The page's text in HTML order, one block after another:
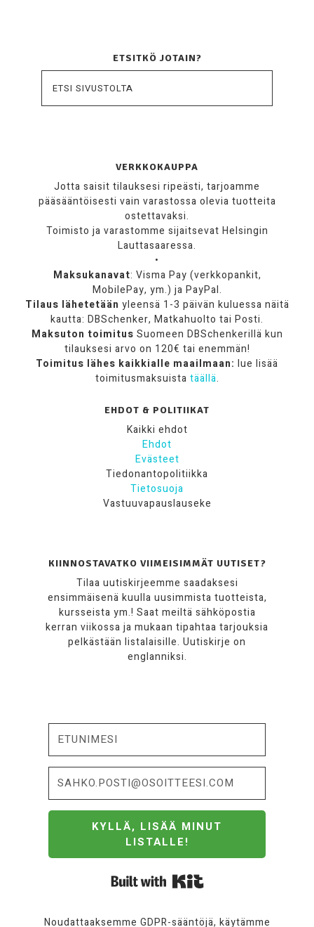
ETSITKÖ JOTAIN?
VERKKOKAUPPA
Jotta saisit tilauksesi ripeästi, tarjoamme
pääsääntöisesti vain varastossa olevia tuotteita
ostettavaksi.
Toimisto ja varastomme sijaitsevat Helsingin
Lauttasaaressa.
•
Maksukanavat: Visma Pay (verkkopankit,
MobilePay, ym.) ja PayPal.
Tilaus lähetetään yleensä 1-3 päivän kuluessa näitä
kautta: DBSchenker, Matkahuolto tai Posti.
Maksuton toimitus Suomeen DBSchenkerillä kun
tilauksesi arvo on 120€ tai enemmän!
Toimitus lähes kaikkialle maailmaan: lue lisää
toimitusmaksuista täällä.
EHDOT & POLITIIKAT
Kaikki ehdot
Ehdot
Evästeet
Tiedonantopolitiikka
Tietosuoja
Vastuuvapauslauseke
KIINNOSTAVATKO VIIMEISIMMÄT UUTISET?
Tilaa uutiskirjeemme saadaksesi
ensimmäisenä kuulla uusimmista tuotteista,
kursseista ym.! Saat meiltä sähköpostia
kerran viikossa ja mukaan tipahtaa tarjouksia
pelkästään listalaisille. Uutiskirje on
englanniksi.
KYLLÄ, LISÄÄ MINUT
LISTALLE!
Noudattaaksemme GDPR-sääntöjä, käytämme